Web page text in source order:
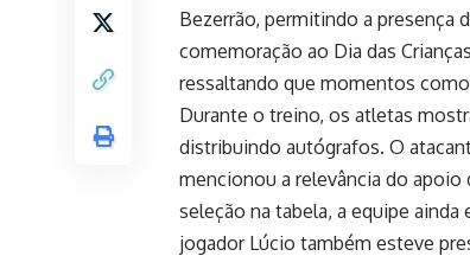
Bezerrão, permitindo a presença
comemoração ao Dia das
ressaltando que momentos
Durante o treino, os atletas
distribuindo autógrafos. O
mencionou a relevância do apoio
seleção na tabela, a equipe
jogador Lúcio também esteve